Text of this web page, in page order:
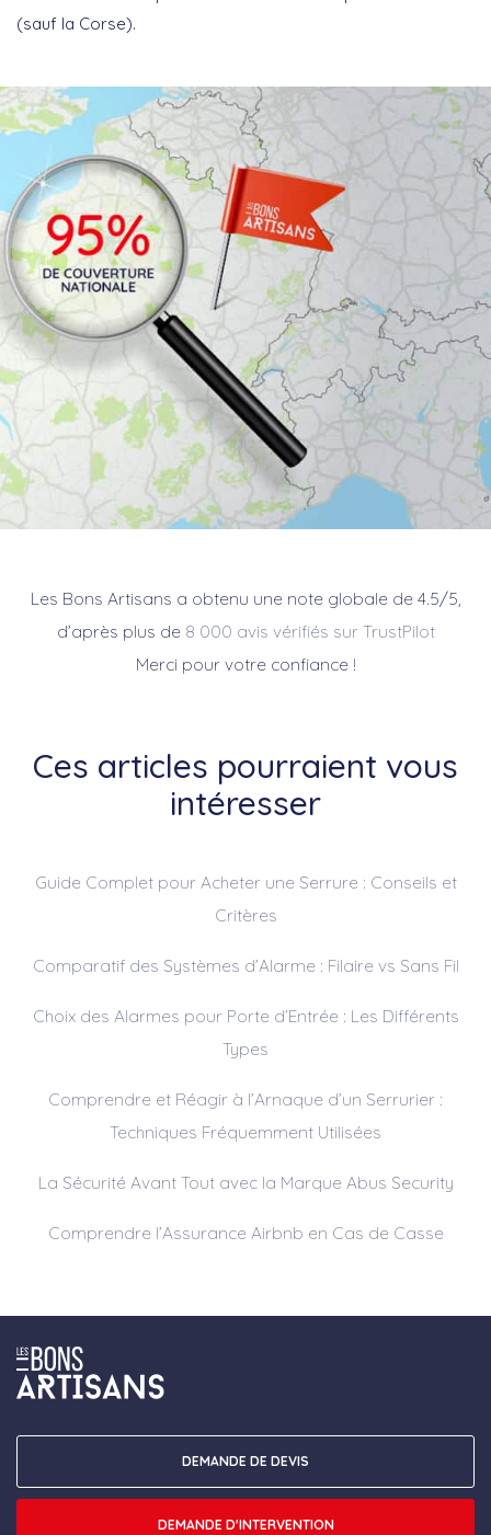
(sauf la Corse).
Les Bons Artisans a obtenu une note globale de 4.5/5,
d’après plus de 8 000 avis vérifiés sur TrustPilot
Merci pour votre confiance !
Ces articles pourraient vous
intéresser
Guide Complet pour Acheter une Serrure : Conseils et
Critères
Comparatif des Systèmes d’Alarme : Filaire vs Sans Fil
Choix des Alarmes pour Porte d’Entrée : Les Différents
Types
Comprendre et Réagir à l’Arnaque d’un Serrurier :
Techniques Fréquemment Utilisées
La Sécurité Avant Tout avec la Marque Abus Security
Comprendre l’Assurance Airbnb en Cas de Casse
DEMANDE DE DEVIS
DEMANDE D'INTERVENTION